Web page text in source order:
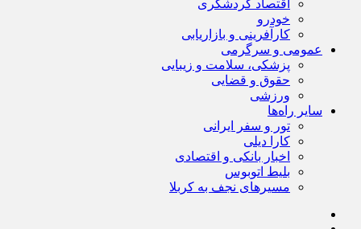
اقتصاد گردشگری
خودرو
کارآفرینی و بازاریابی
عمومی و سرگرمی
پزشکی، سلامت و زیبایی
حقوق و قضایی
ورزشی
سایر راه‌ها
تور و سفر ایرانی
کارا دیلی
اخبار بانکی و اقتصادی
بلیط اتوبوس
مسیرهای نجف به کربلا